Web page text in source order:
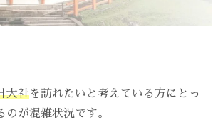
大社を訪れたいと考えている方にとっ
のが混雑状況です。